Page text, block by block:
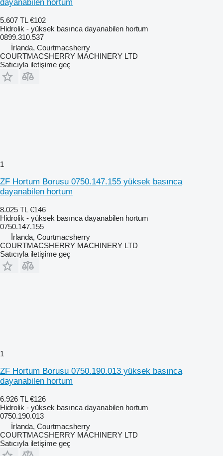
dayanabilen hortum
5.607 TL €102
Hidrolik - yüksek basınca dayanabilen hortum
0899.310.537
İrlanda, Courtmacsherry
COURTMACSHERRY MACHINERY LTD
Satıcıyla iletişime geç
1
ZF Hortum Borusu 0750.147.155 yüksek basınca
dayanabilen hortum
8.025 TL €146
Hidrolik - yüksek basınca dayanabilen hortum
0750.147.155
İrlanda, Courtmacsherry
COURTMACSHERRY MACHINERY LTD
Satıcıyla iletişime geç
1
ZF Hortum Borusu 0750.190.013 yüksek basınca
dayanabilen hortum
6.926 TL €126
Hidrolik - yüksek basınca dayanabilen hortum
0750.190.013
İrlanda, Courtmacsherry
COURTMACSHERRY MACHINERY LTD
Satıcıyla iletişime geç